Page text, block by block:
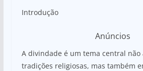
Introdução
Anúncios
A divindade é um tema central não
tradições religiosas, mas também